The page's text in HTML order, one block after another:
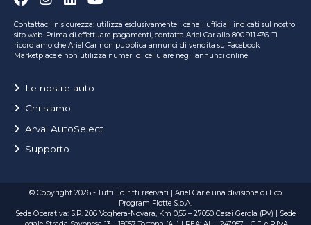
Contattaci in sicurezza: utilizza esclusivamente i canali ufficiali indicati sul nostro
sito web. Prima di effettuare pagamenti, contatta Ariel Car allo 800.911.476. Ti
ricordiamo che Ariel Car non pubblica annunci di vendita su Facebook
Marketplace e non utilizza numeri di cellulare negli annunci online
Le nostre auto
Chi siamo
Arval AutoSelect
Supporto
© Copyright 2026 - Tutti i diritti riservati | Ariel Car è una divisione di Eco
Program Flotte S.p.A.
Sede Operativa: S.P. 206 Voghera-Novara, Km 0,55 – 27050 Casei Gerola (PV) | Sede